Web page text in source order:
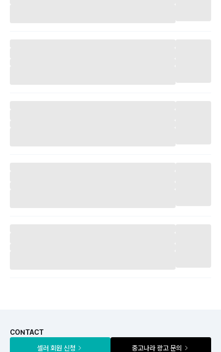
CONTACT
셀러 회원 신청
중고나라 광고 문의